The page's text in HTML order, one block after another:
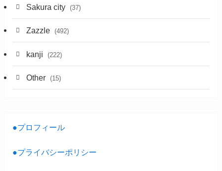
Sakura city (37)
Zazzle (492)
kanji (222)
Other (15)
●プロフィール
●プライバシーポリシー